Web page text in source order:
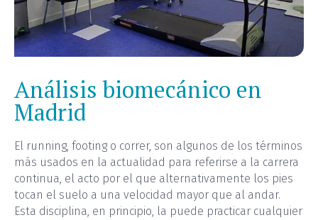
Análisis biomecánico en
Madrid
El running, footing o correr, son algunos de los términos
más usados en la actualidad para referirse a la carrera
continua, el acto por el que alternativamente los pies
tocan el suelo a una velocidad mayor que al andar.
Esta disciplina, en principio, la puede practicar cualquier